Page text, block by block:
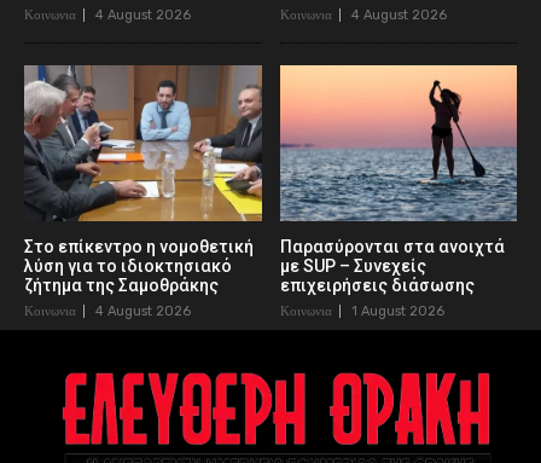
Κοινωνια 4 August 2026 Κοινωνια 4 August 2026
Στο επίκεντρο η νομοθετική
λύση για το ιδιοκτησιακό
ζήτημα της Σαμοθράκης
Κοινωνια 4 August 2026
Παρασύρονται στα ανοιχτά
με SUP – Συνεχείς
επιχειρήσεις διάσωσης
Κοινωνια 1 August 2026